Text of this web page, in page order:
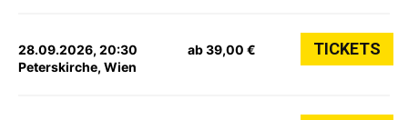
28.09.2026, 20:30
Peterskirche, Wien
ab 39,00 € TICKETS